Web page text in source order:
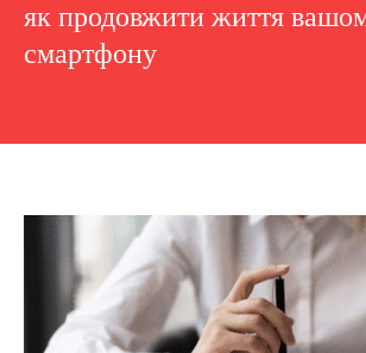
як продовжити життя
смартфону